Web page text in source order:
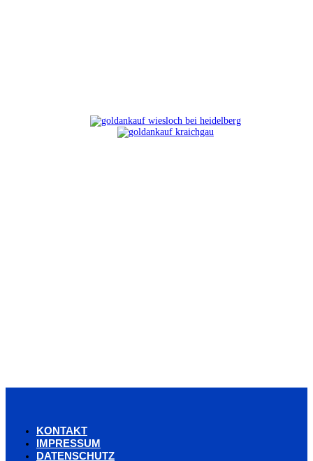
KONTAKT
IMPRESSUM
DATENSCHUTZ